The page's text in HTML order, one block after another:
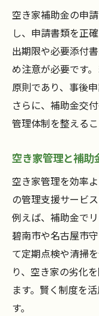
空き家補助金の申
し、申請書類を正
出期限や必要添付
め注意が必要です
原則であり、事後
さらに、補助金交
管理体制を整えるこ
空き家管理と補助
空き家管理を効率
の管理支援サービ
例えば、補助金で
碧南市や名古屋市
て定期点検や清掃
り、空き家の劣化
ます。賢く制度を
す。